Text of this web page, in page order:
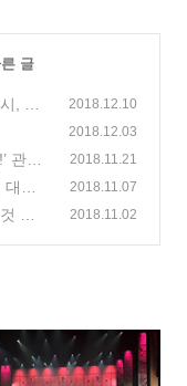
글
, 그
무
2018.12.10
2018.12.03
관람
2018.11.21
화”
2018.11.07
같
2018.11.02